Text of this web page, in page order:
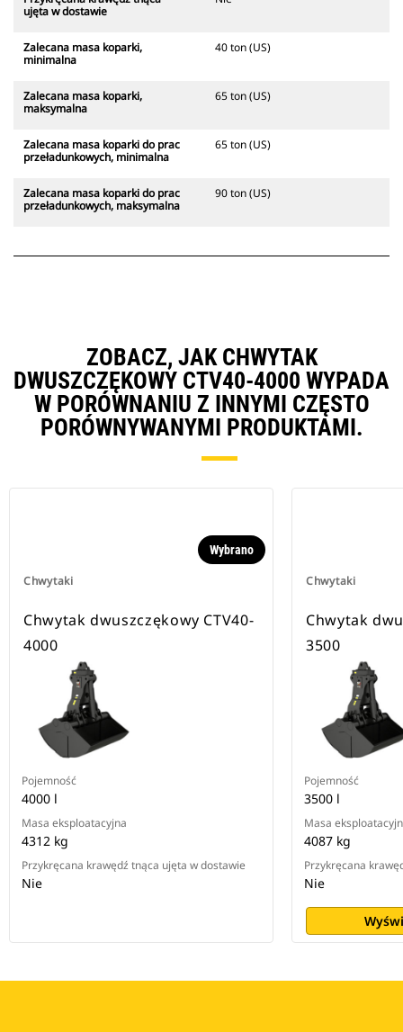
ujęta w dostawie
Zalecana masa koparki,
minimalna
40 ton (US)
Zalecana masa koparki,
maksymalna
65 ton (US)
Zalecana masa koparki do prac
przeładunkowych, minimalna
65 ton (US)
Zalecana masa koparki do prac
przeładunkowych, maksymalna
90 ton (US)
ZOBACZ, JAK CHWYTAK
DWUSZCZĘKOWY CTV40-4000 WYPADA
W PORÓWNANIU Z INNYMI CZĘSTO
PORÓWNYWANYMI PRODUKTAMI.
Chwytaki
Wybrano
Chwytak dwuszczękowy CTV40-
4000
Pojemność
4000 l
Masa eksploatacyjna
4312 kg
Przykręcana krawędź tnąca ujęta w dostawie
Nie
Chwytaki
Chwytak
3500
Pojemność
3500 l
Masa
4087 kg
Przykręcana
Nie